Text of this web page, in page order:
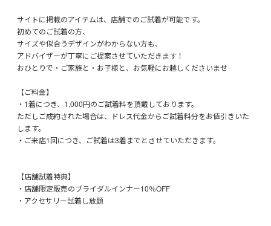
サイトに掲載のアイテムは、店舗でのご試着が可能です。
初めてのご試着の方、
サイズや似合うデザインがわからない方も、
アドバイザーが丁寧にご提案させていただきます！
おひとりで・ご家族と・お子様と、お気軽にお越しくださいませ
【ご料金】
・1着につき、1,000円のご試着料を頂戴しております。
ただしご成約された場合は、ドレス代金からご試着料分をお値引きいた
します。
・ご来店1回につき、ご試着は3着までとさせていただきます。
【店舗試着特典】
・店舗限定販売のブライダルインナー10％OFF
・アクセサリー試着し放題